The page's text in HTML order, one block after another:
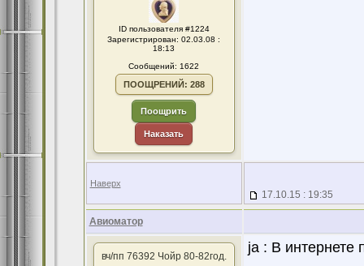
ID пользователя #1224
Зарегистрирован: 02.03.08 :
18:13
Сообщений: 1622
ПООЩРЕНИЙ: 288
Поощрить
Наказать
Наверх
17.10.15 : 19:35
Авиоматор
вч/пп 76392 Чойр 80-82год.
ja : В интернете